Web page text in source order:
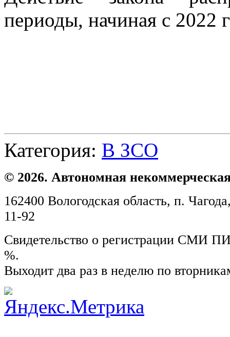
периоды, начиная с 2022
Категория: В ЗСО
© 2026. Автономная
162400 Вологодская область, п.
11-92
Свидетельство о регистрации СМИ
%.
Выходит два раз в неделю по